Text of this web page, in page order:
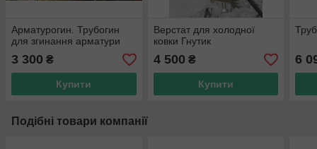
Арматурогин. Трубогин
для згинання арматури
3 300 ₴
Купити
Верстат для холодної
ковки Гнутик
4 500 ₴
Купити
6
Подібні товари компанії